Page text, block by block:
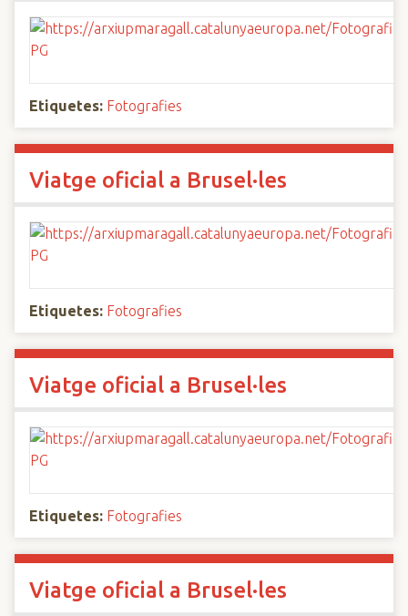
Etiquetes: Fotografies
Viatge oficial a Brusel·les
Etiquetes: Fotografies
Viatge oficial a Brusel·les
Etiquetes: Fotografies
Viatge oficial a Brusel·les